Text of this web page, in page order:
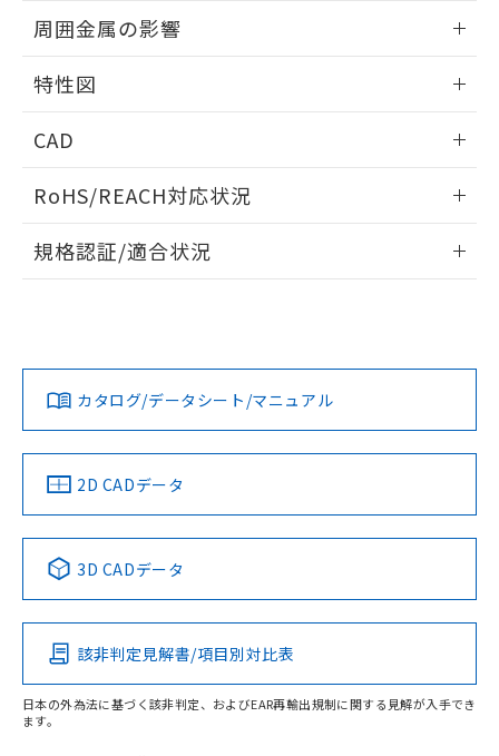
出力段回路図
タイムチャート
相互干渉
A: 110mm以上、B: 90mm以上
周囲金属の影響
周囲金属の影響
上、n: 45mm以上
特性図
検出物体の大きさと材質による影響
検出領域
CAD
ドすることができます。
ログイン/会員登録
ダウンロードデータをご利用いただく前に、以下を必ずお読
みください。
ソフトウェアの使用条件
RoHS/REACH対応状況
EU RoHS 注意事項・凡例
対応済み
中国 RoHS 注意事項・凡例
Pb Hg Cd Cr(VI)
O
規格認証/適合状況
LR型式承認
（イギリス
船舶規格）
DNV型式承認
（ノルウェー
BV型式承認
（フランス
KR型式
（韓国
No No No No
この製品の規格認証/適合状況ページへ
その他の認証はこちらのページからご検索ください
カタログ/データシート/マニュアル
2D CADデータ
3D CADデータ
該非判定見解書/項目別対比表
日本の外為法に基づく該非判定、およびEAR再輸出規制に関する見解が入手でき
ます。
欄に対応日を記載しておりました。
既に当社にて対応品への在庫切替を完了
り、2022年1月12日より割愛しておりま
す。